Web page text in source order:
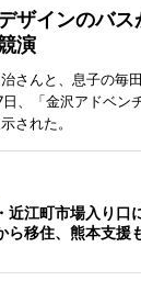
ザインのバ
演
さんと、息子の毎
、「金沢アドベン
された。
近江町市場入り
ら移住、熊本支援